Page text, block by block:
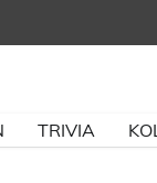
TRIVIA